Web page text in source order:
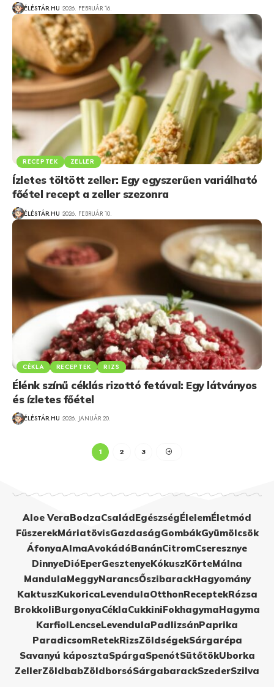
ÉLÉSTÁR.HU 2026. FEBRUÁR 16.
RECEPTEK ZELLER
Ízletes töltött zeller: Egy egyszerűen variálható
főétel recept a zeller szezonra
ÉLÉSTÁR.HU 2026. FEBRUÁR 10.
CÉKLA RECEPTEK RIZS
Élénk színű céklás rizottó fetával: Egy látványos
és ízletes főétel
ÉLÉSTÁR.HU 2026. JANUÁR 20.
1 2 3
Aloe VeraBodzaCsaládEgészségÉlelemÉletmód
FűszerekMáriatövisGazdaságGombákGyümölcsök
ÁfonyaAlmaAvokádóBanánCitromCseresznye
DinnyeDióEperGesztenyeKókuszKörteMálna
MandulaMeggyNarancsŐszibarackHagyomány
KaktuszKukoricaLevendulaOtthonReceptekRózsa
BrokkoliBurgonyaCéklaCukkiniFokhagymaHagyma
KarfiolLencseLevendulaPadlizsánPaprika
ParadicsomRetekRizsZöldségekSárgarépa
Savanyú káposztaSpárgaSpenótSütőtökUborka
ZellerZöldbabZöldborsóSárgabarackSzederSzilva